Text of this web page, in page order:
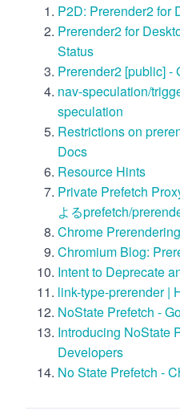
P2D: Prerender2 for
Prerender2 for
Status
Prerender2 [public] -
nav-speculation/
speculation
Restrictions on
Docs
Resource Hints
Private Prefetch
よるprefetch/
Chrome Prerendering
Chromium Blog:
Intent to Deprecate
link-type-prerender |
NoState Prefetch -
Introducing NoState
Developers
No State Prefetch -